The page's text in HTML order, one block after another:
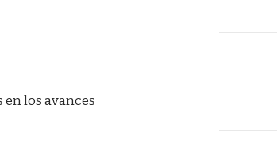
en los avances